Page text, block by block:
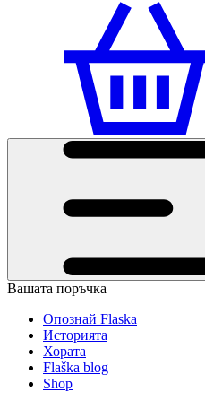
Вашата поръчка
Опознай Flaska
Историята
Хората
Flaška blog
Shop